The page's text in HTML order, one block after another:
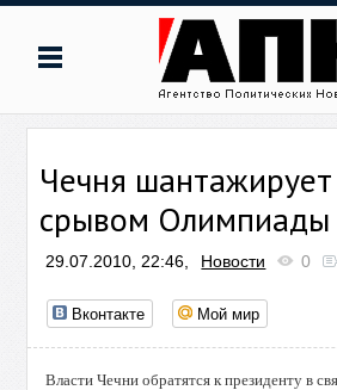
Чечня
срывом Олимпиады
29.07.2010, 22:46, Новости 0
Вконтакте Мой мир
Власти Чечни обратятся к президенту в